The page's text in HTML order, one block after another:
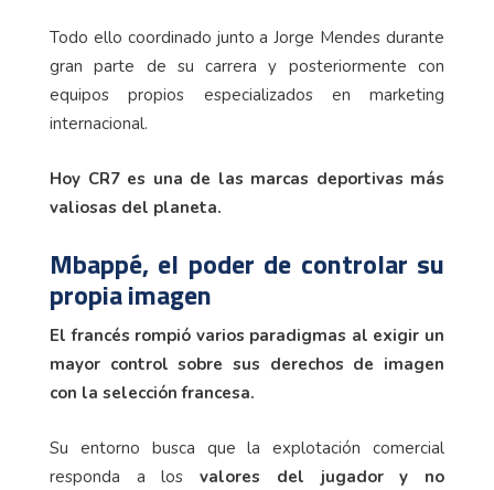
Todo ello coordinado junto a Jorge Mendes durante
gran parte de su carrera y posteriormente con
equipos propios especializados en marketing
internacional.
Hoy CR7 es una de las marcas deportivas más
valiosas del planeta.
Mbappé, el poder de controlar su
propia imagen
El francés rompió varios paradigmas al exigir un
mayor control sobre sus derechos de imagen
con la selección francesa.
Su entorno busca que la explotación comercial
responda a losvalores del jugador y no